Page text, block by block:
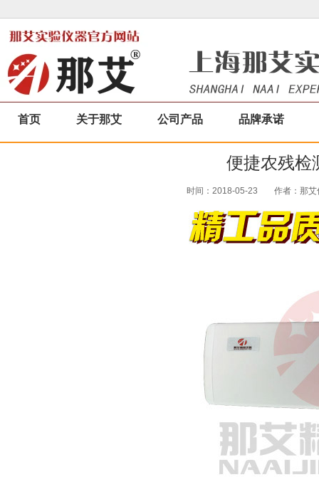
首页 关于那艾 公司产品 品牌承诺
便捷农残检
时间：2018-05-23 作者：那